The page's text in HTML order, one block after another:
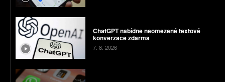
ChatGPT nabídne neomezené textové
konverzace zdarma
7. 8. 2026